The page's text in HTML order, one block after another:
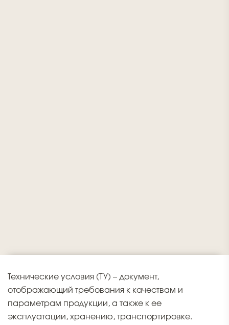
Технические условия (ТУ) – документ,
отображающий требования к качествам и
параметрам продукции, а также к ее
эксплуатации, хранению, транспортировке.